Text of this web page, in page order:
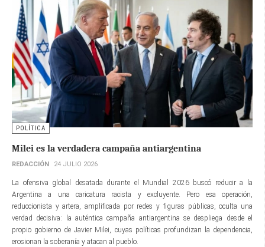
POLÍTICA
Milei es la verdadera campaña antiargentina
REDACCIÓN 24 JULIO 2026
La ofensiva global desatada durante el Mundial 2026 buscó reducir a la
Argentina a una caricatura racista y excluyente. Pero esa operación,
reduccionista y artera, amplificada por redes y figuras públicas, oculta una
verdad decisiva: la auténtica campaña antiargentina se despliega desde el
propio gobierno de Javier Milei, cuyas políticas profundizan la dependencia,
erosionan la soberanía y atacan al pueblo.